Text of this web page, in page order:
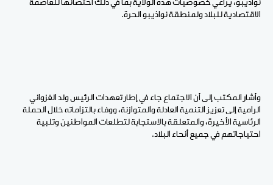
نواذيبو، يراعي خصوصيات هذه الولاية بما في ذلك احتضانها للعاصمة
الاقتصادية للبلاد ولمنطقة نواذيبو الحرة.
وأشار المكتب إلى أن الاجتماع جاء في إطار تعهدات الرئيس ولد الغزواني
الرامية إلى تعزيز التنمية العادلة والمتوازنة، ووفاء بالتزاماته خلال الحملة
الرئاسية الأخيرة، والمتعلقة بالاستجابة لتطلعات المواطنين وتلبية
احتياجاتهم في جميع أنحاء البلاد.